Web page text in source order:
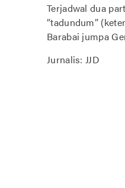
Terjadwal dua
“tadundum”
Barabai jumpa
Jurnalis: JJD